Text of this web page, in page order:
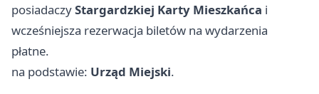
posiadaczyStargardzkiej Karty Mieszkańca i
wcześniejsza rezerwacja biletów na wydarzenia
płatne.
na podstawie: Urząd Miejski.